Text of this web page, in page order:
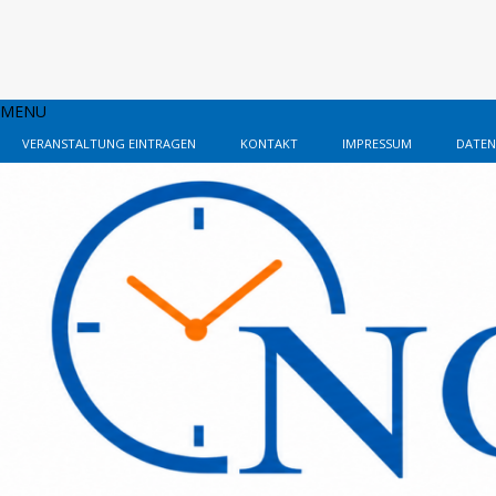
MENU
VERANSTALTUNG EINTRAGEN KONTAKT IMPRESSUM